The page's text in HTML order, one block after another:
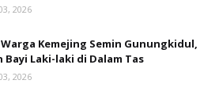
2026
Kemejing Semin Gunungkidul,
Bayi Laki-laki di Dalam Tas
2026